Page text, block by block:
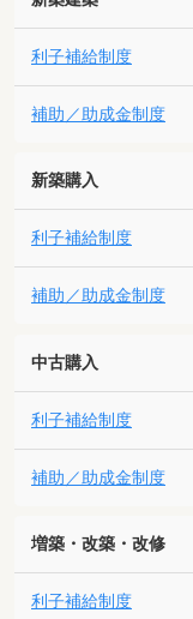
利子補給制度
補助／助成金制度
新築購入
利子補給制度
補助／助成金制度
中古購入
利子補給制度
補助／助成金制度
増築・改築・改修
利子補給制度